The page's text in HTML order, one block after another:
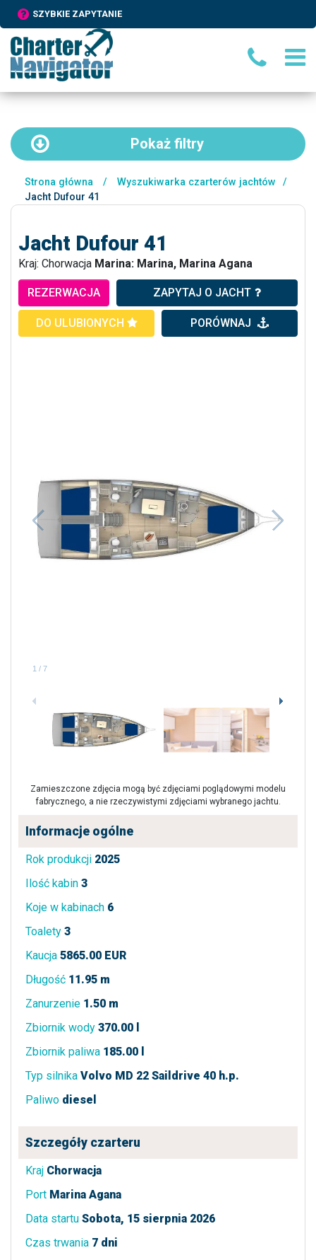
SZYBKIE ZAPYTANIE
Pokaż filtry
Strona główna / Wyszukiwarka czarterów jachtów
/
Jacht Dufour 41
Jacht Dufour 41
Kraj: Chorwacja Marina: Marina, Marina Agana
REZERWACJA ZAPYTAJ O JACHT
DO ULUBIONYCH PORÓWNAJ
1 / 7
Zamieszczone zdjęcia mogą być zdjęciami poglądowymi modelu
fabrycznego, a nie rzeczywistymi zdjęciami wybranego jachtu.
Informacje ogólne
Rok produkcji 2025
Ilość kabin 3
Koje w kabinach 6
Toalety 3
Kaucja 5865.00 EUR
Długość 11.95 m
Zanurzenie 1.50 m
Zbiornik wody 370.00 l
Zbiornik paliwa 185.00 l
Typ silnika Volvo MD 22 Saildrive 40 h.p.
Paliwo diesel
Szczegóły czarteru
Kraj Chorwacja
Port Marina Agana
Data startu Sobota, 15 sierpnia 2026
Czas trwania 7 dni